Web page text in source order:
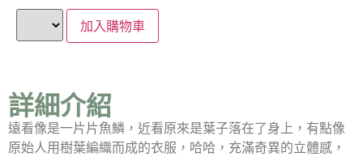
加入購物車
詳細介紹
遠看像是一片片魚鱗，近看原來是葉子落在了身上，有點像
原始人用樹葉編織而成的衣服，哈哈，充滿奇異的立體感，